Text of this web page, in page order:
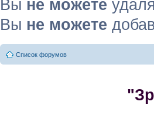
Вы не можете
Вы не можете
Список форумов